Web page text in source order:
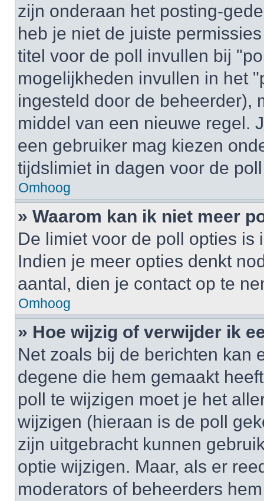
zijn onderaan het posting-
heb je niet de juiste
titel voor de poll invullen bij
mogelijkheden invullen in het
ingesteld door de beheerder),
middel van een nieuwe regel.
een gebruiker mag kiezen
tijdslimiet in dagen voor de
Omhoog
» Waarom kan ik niet meer
De limiet voor de poll opties is
Indien je meer opties denkt
aantal, dien je contact op te
Omhoog
» Hoe wijzig of verwijder ik
Net zoals bij de berichten kan
degene die hem gemaakt
poll te wijzigen moet je het
wijzigen (hieraan is de poll
zijn uitgebracht kunnen
optie wijzigen. Maar, als er
moderators of beheerders